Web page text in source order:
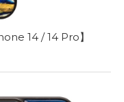
14 / 14 Pro】